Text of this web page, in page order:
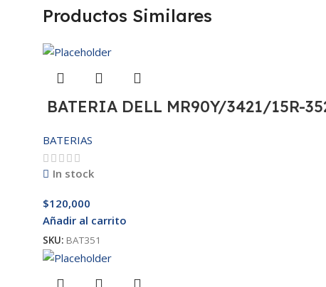
Productos Similares
BATERIA DELL MR90Y/3421/15R-
BATERIAS
In stock
$120,000
Añadir al carrito
SKU: BAT351